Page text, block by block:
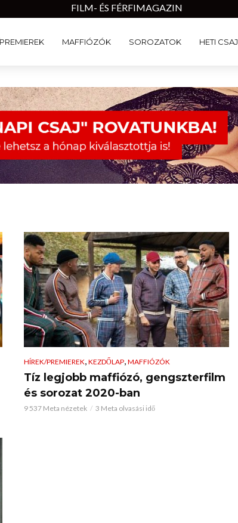
FILM- ÉS FÉRFIMAGAZIN
MAFFIÓZÓK SOROZATOK HETI CSAJ
HÍREK/PREMIEREK KEZDŐLAP MAFFIÓZÓK
Tíz legjobb maffiózó, gengszterfilm
és sorozat 2020-ban
9 537 Meta nézetek 3 Meta olvasási idő